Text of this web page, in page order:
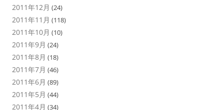
2011年12月 (24)
2011年11月 (118)
2011年10月 (10)
2011年9月 (24)
2011年8月 (18)
2011年7月 (46)
2011年6月 (89)
2011年5月 (44)
2011年4月 (34)